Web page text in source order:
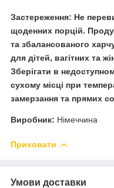
Застереження: Не
щоденних порцій.
та збалансованого
для дітей, вагітних та
Зберігати в
сухому місці при
замерзання та прямих
Виробник: Німеччина
Приховати
Умови доставки